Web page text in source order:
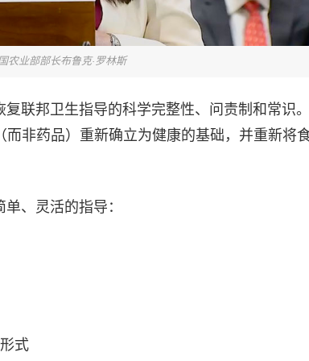
农业部部长布鲁克·罗林斯
联邦卫生指导的科学完整性、问责制和常识
而非药品）重新确立为健康的基础，并重新将
、灵活的指导：
式